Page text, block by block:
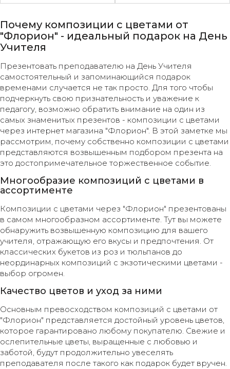
Почему композиции с цветами от
"Флорион" - идеальный подарок на День
Учителя
Презентовать преподавателю на День Учителя
самостоятельный и запоминающийся подарок
временами случается не так просто. Для того чтобы
подчеркнуть свою признательность и уважение к
педагогу, возможно обратить внимание на один из
самых знаменитых презентов - композиции с цветами
через интернет магазина "Флорион". В этой заметке мы
рассмотрим, почему собственно композиции с цветами
представляются возвышенным подбором презента на
это достопримечательное торжественное событие.
Многообразие композиций с цветами в
ассортименте
Композиции с цветами через "Флорион" презентованы
в самом многообразном ассортименте. Тут вы можете
обнаружить возвышенную композицию для вашего
учителя, отражающую его вкусы и предпочтения. От
классических букетов из роз и тюльпанов до
неординарных композиций с экзотическими цветами -
выбор огромен.
Качество цветов и уход за ними
Основным превосходством композиций с цветами от
"Флорион" представляется достойный уровень цветов,
которое гарантировано любому покупателю. Свежие и
ослепительные цветы, выращенные с любовью и
заботой, будут продолжительно увеселять
преподавателя после такого как подарок будет вручен.